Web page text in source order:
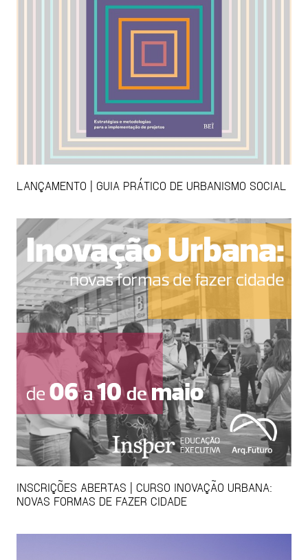
LANÇAMENTO | GUIA PRÁTICO DE URBANISMO SOCIAL
INSCRIÇÕES ABERTAS | CURSO INOVAÇÃO URBANA:
NOVAS FORMAS DE FAZER CIDADE